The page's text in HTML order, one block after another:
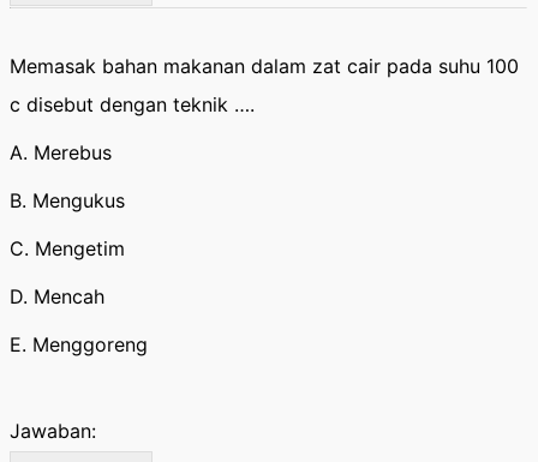
Memasak bahan makanan dalam zat cair pada suhu 100
c disebut dengan teknik ….
A. Merebus
B. Mengukus
C. Mengetim
D. Mencah
E. Menggoreng
Jawaban: